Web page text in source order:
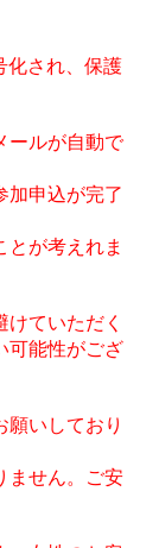
化され、保護
ールが自動で
加申込が完了
とが考えれま
ていただく
可能性がござ
いしており
ません。ご安